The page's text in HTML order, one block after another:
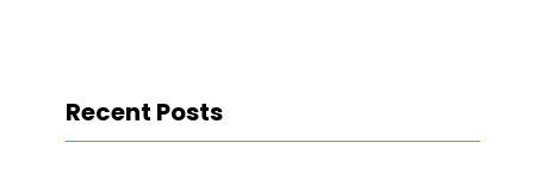
Recent Posts